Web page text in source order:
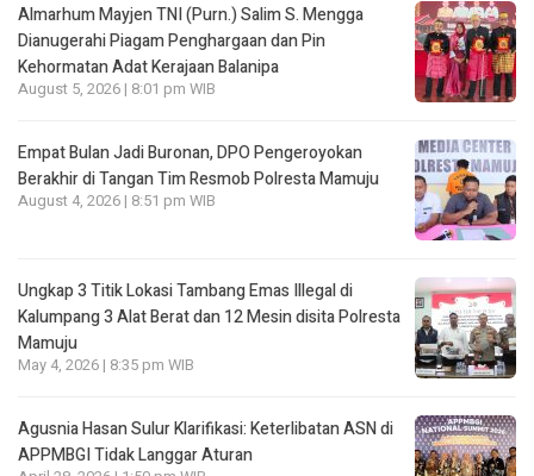
Almarhum Mayjen TNI (Purn.) Salim S. Mengga
Dianugerahi Piagam Penghargaan dan Pin
Kehormatan Adat Kerajaan Balanipa
August 5, 2026 | 8:01 pm WIB
Empat Bulan Jadi Buronan, DPO Pengeroyokan
Berakhir di Tangan Tim Resmob Polresta Mamuju
August 4, 2026 | 8:51 pm WIB
Ungkap 3 Titik Lokasi Tambang Emas Illegal di
Kalumpang 3 Alat Berat dan 12 Mesin disita Polresta
Mamuju
May 4, 2026 | 8:35 pm WIB
Agusnia Hasan Sulur Klarifikasi: Keterlibatan ASN di
APPMBGI Tidak Langgar Aturan